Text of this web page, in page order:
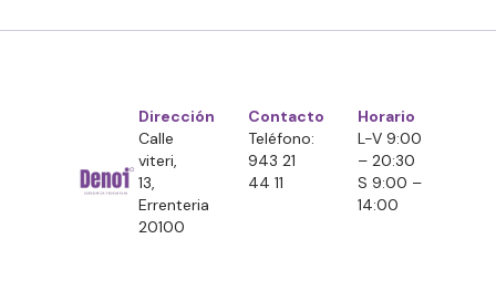
Dirección
Calle
viteri,
13,
Errenteria
20100
Contacto
Teléfono:
943 21
44 11
Horario
L-V 9:00
– 20:30
S 9:00 –
14:00